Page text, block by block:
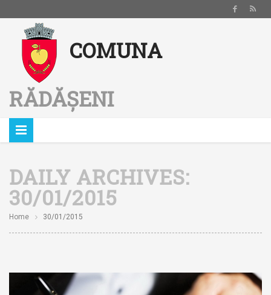
Notă:
website
include
un
sistem
de
accesibilitate.
COMUNA
RĂDĂȘENI
DAILY ARCHIVES:
30/01/2015
Home 30/01/2015